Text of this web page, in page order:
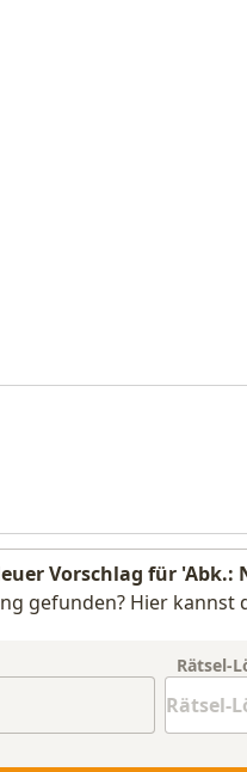
Vorschlag für 'Abk.:
gefunden? Hier
Rätsel-